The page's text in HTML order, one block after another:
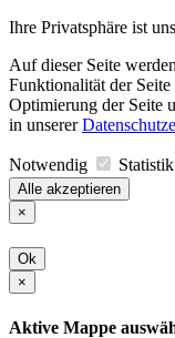
Ihre Privatsphäre ist
Auf dieser Seite
Funktionalität der
Optimierung der Seite
in unserer
Notwendig Statistik
Alle akzeptieren
×
Ok
×
Aktive Mappe